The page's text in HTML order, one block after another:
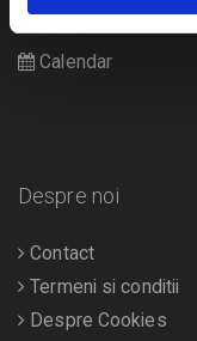
Diverse
Calendar
Despre noi
Contact
Termeni si conditii
Despre Cookies